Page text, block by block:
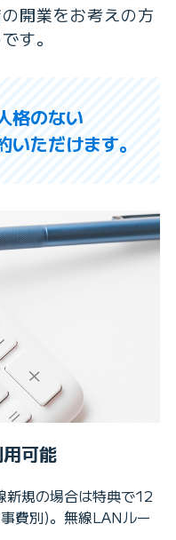
開業をお考えの方
す。
格のない
ただけます。
可能
新規の場合は特典で12
費別)。無線LANルー